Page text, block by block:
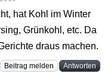
hat Kohl im Winter
Grünkohl, etc. Da
draus machen.
Beitrag melden Antworten